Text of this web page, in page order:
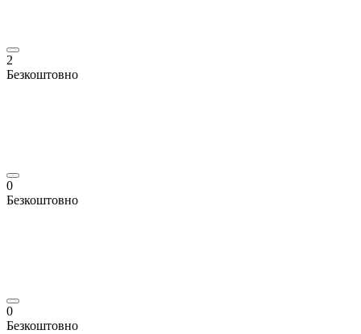
2
Безкоштовно
0
Безкоштовно
0
Безкоштовно